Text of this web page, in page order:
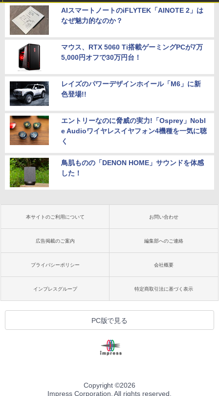
AIスマートノートのiFLYTEK「AINOTE 2」は
なぜ魅力的なのか？
マウス、RTX 5060 Ti搭載ゲーミングPCが7万
5,000円オフで30万円台！
レイズのパワーデザインホイール「M6」に新
色登場!!
エントリーなのに脅威の実力!「Osprey」Nobl
e Audioワイヤレスイヤフォン4機種を一気に聴
く
鳥肌ものの「DENON HOME」サウンドを体感
した！
本サイトのご利用について お問い合わせ
広告掲載のご案内 編集部へのご連絡
プライバシーポリシー 会社概要
インプレスグループ 特定商取引法に基づく表示
PC版で見る
Copyright ©2026
Impress Corporation. All rights reserved.